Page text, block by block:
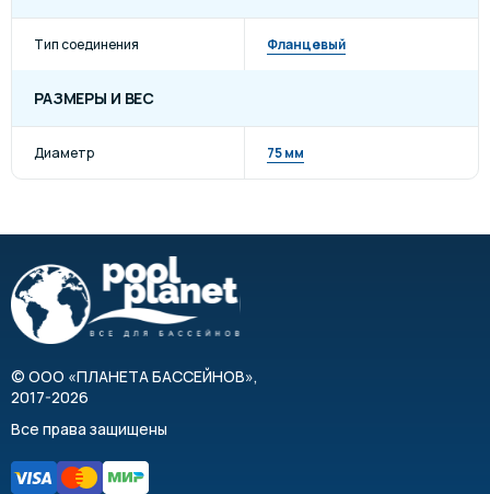
Тип соединения Фланцевый
РАЗМЕРЫ И ВЕС
Диаметр 75 мм
© ООО «ПЛАНЕТА БАССЕЙНОВ»,
2017-2026
Все права защищены